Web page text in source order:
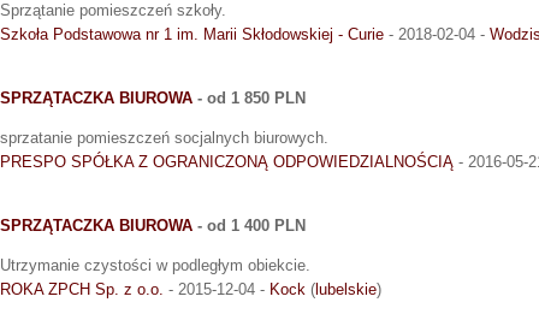
Sprzątanie pomieszczeń szkoły.
Szkoła Podstawowa nr 1 im. Marii Skłodowskiej - Curie - 2018-02-04 -
SPRZĄTACZKA BIUROWA - od 1 850 PLN
sprzatanie pomieszczeń socjalnych biurowych.
PRESPO SPÓŁKA Z OGRANICZONĄ ODPOWIEDZIALNOŚCIĄ - 2016-05-
SPRZĄTACZKA BIUROWA - od 1 400 PLN
Utrzymanie czystości w podległym obiekcie.
ROKA ZPCH Sp. z o.o. - 2015-12-04 - Kock ( lubelskie)